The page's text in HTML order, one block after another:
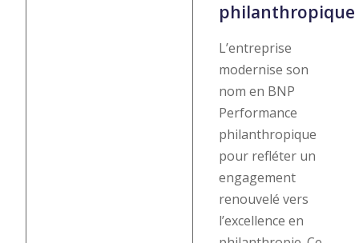
philanthropique
L’entreprise
modernise son
nom en BNP
Performance
philanthropique
pour refléter un
engagement
renouvelé vers
l’excellence en